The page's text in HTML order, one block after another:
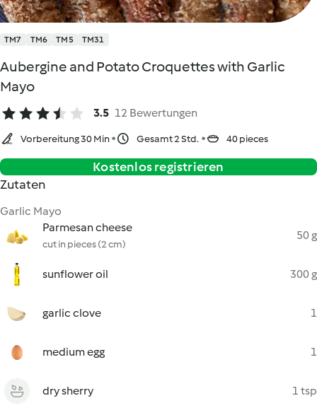
TM7 TM6 TM5 TM31
Aubergine and Potato Croquettes with Garlic
Mayo
3.5 12 Bewertungen
Vorbereitung 30 Min Gesamt 2 Std. 40 pieces
Kostenlos registrieren
Zutaten
Garlic Mayo
Parmesan cheese
cut in pieces (2 cm)
50 g
sunflower oil 300 g
garlic clove 1
medium egg 1
dry sherry 1 tsp